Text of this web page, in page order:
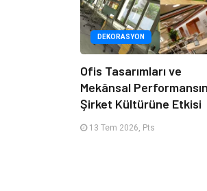
DEKORASYON
Ofis Tasarımları ve
Mekânsal Performansın
Şirket Kültürüne Etkisi
13 Tem 2026, Pts